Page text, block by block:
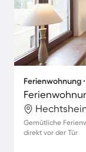
Ferienwohnung
Gemütliche
direkt vor der Tür